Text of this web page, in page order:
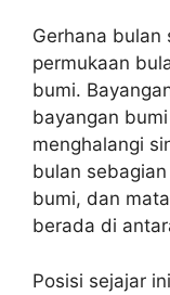
Gerhana bulan
permukaan
bumi.
bayangan
menghalangi
bulan
bumi, dan
berada di
Posisi sejajar